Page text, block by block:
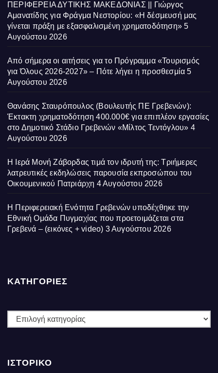
ΠΕΡΙΦΕΡΕΙΑ ΔΥΤΙΚΗΣ ΜΑΚΕΔΟΝΙΑΣ || Γιώργος
Αμανατίδης για Φράγμα Νεστορίου: «Η δέσμευσή μας
γίνεται πράξη με εξασφαλισμένη χρηματοδότηση» 5
Αυγούστου 2026
Από σήμερα οι αιτήσεις για το Πρόγραμμα «Τουρισμός
για Όλους 2026-2027» – Πότε λήγει η προσθεσμία 5
Αυγούστου 2026
Θανάσης Σταυρόπουλος (Βουλευτής ΠΕ Γρεβενών):
Έκτακτη χρηματοδότηση 400.000€ για επιπλέον εργασίες
στο Δημοτικό Στάδιο Γρεβενών «Μίλτος Τεντόγλου» 4
Αυγούστου 2026
Η Ιερά Μονή Ζάβορδας τιμά τον ιδρυτή της: Τριήμερες
λατρευτικές εκδηλώσεις παρουσία εκπροσώπου του
Οικουμενικού Πατριάρχη 4 Αυγούστου 2026
Η Περιφερειακή Ενότητα Γρεβενών υποδέχθηκε την
Εθνική Ομάδα Πυγμαχίας που προετοιμάζεται στα
Γρεβενά – (εικόνες + video) 3 Αυγούστου 2026
ΚΑΤΗΓΟΡΙΕΣ
ΚΑΤΗΓΟΡΙΕΣ
ΙΣΤΟΡΙΚΌ